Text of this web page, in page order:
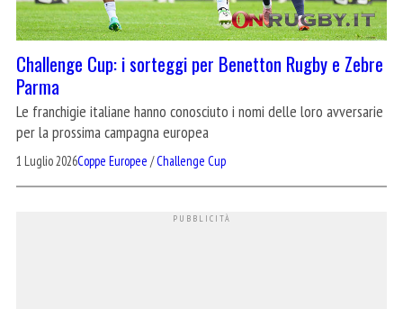
Challenge Cup: i sorteggi per Benetton Rugby e Zebre
Parma
Le franchigie italiane hanno conosciuto i nomi delle loro avversarie
per la prossima campagna europea
1 Luglio 2026Coppe Europee /Challenge Cup